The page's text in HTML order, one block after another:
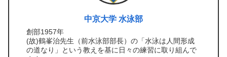
中京大学 水泳部
創部1957年
(故)鶴峯治先生（前水泳部部長）の「水泳は人間形成
の道なり」という教えを基に日々の練習に取り組んで